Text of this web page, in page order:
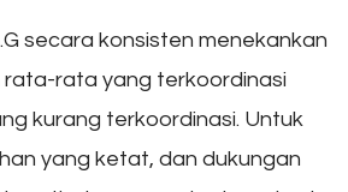
secara konsisten menekankan
rata-rata yang terkoordinasi
kurang terkoordinasi. Untuk
yang ketat, dan dukungan